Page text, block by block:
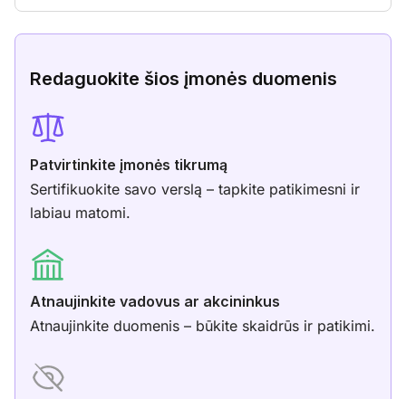
Redaguokite šios įmonės duomenis
Patvirtinkite įmonės tikrumą
Sertifikuokite savo verslą – tapkite patikimesni ir
labiau matomi.
Atnaujinkite vadovus ar akcininkus
Atnaujinkite duomenis – būkite skaidrūs ir patikimi.